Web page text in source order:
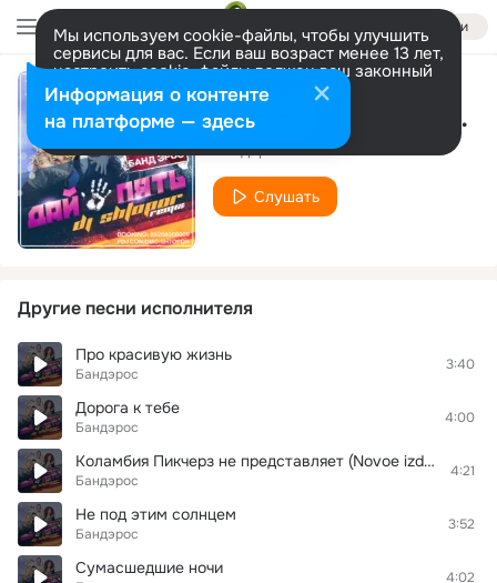
Войти
Мы используем cookie-файлы, чтобы улучшить
сервисы для вас. Если ваш возраст менее 13 лет,
настроить cookie-файлы должен ваш законный
представитель. Больше информации
Разрешить все Настроить Коламбия Пикчерз (Rakurs Radio Edit)
Бандэрос
Слушать
Другие песни исполнителя
Про красивую жизнь
Бандэрос
3:40
Дорога к тебе
Бандэрос
4:00
Коламбия Пикчерз не представляет (Novoe izdanie)
Бандэрос
4:21
Не под этим солнцем
Бандэрос
3:52
Сумасшедшие ночи 4:02
Информация о контенте
на платформе — здесь